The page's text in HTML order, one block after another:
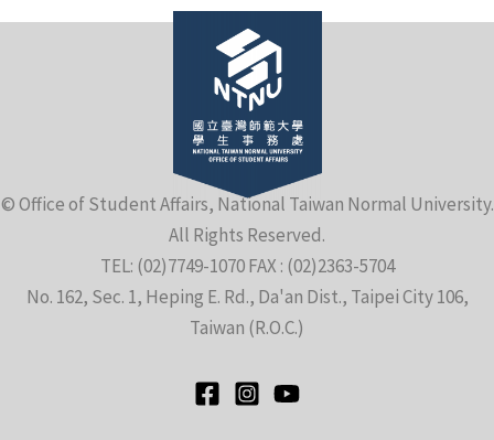
© Office of Student Affairs, National Taiwan Normal University.
All Rights Reserved.
TEL: (02)7749-1070 FAX : (02)2363-5704
No. 162, Sec. 1, Heping E. Rd., Da'an Dist., Taipei City 106,
Taiwan (R.O.C.)